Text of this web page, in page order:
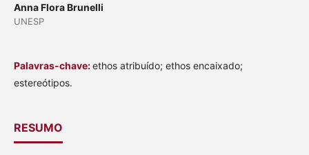
Anna Flora Brunelli
UNESP
Palavras-chave:ethos atribuído; ethos encaixado;
estereótipos.
RESUMO